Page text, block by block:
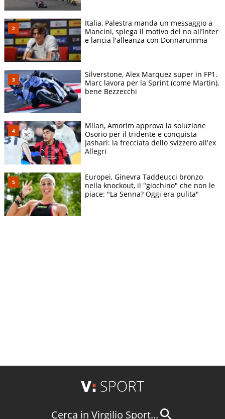
Italia, Palestra manda un messaggio a
Mancini, spiega il motivo del no all’Inter
e lancia l'alleanza con Donnarumma
Silverstone, Alex Marquez super in FP1.
Marc lavora per la Sprint (come Martin),
bene Bezzecchi
Milan, Amorim approva la soluzione
Osorio per il tridente e conquista
Jashari: la frecciata dello svizzero all'ex
Allegri
Europei, Ginevra Taddeucci bronzo
nella knockout, il "giochino" che non le
piace: "La Senna? Oggi era pulita"
Cerca in Virgilio Sport...